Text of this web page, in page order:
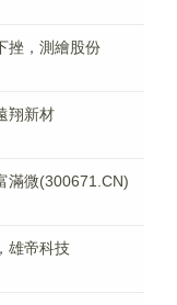
挫，測繪股份
翔新材
滿微(300671.CN)
雄帝科技